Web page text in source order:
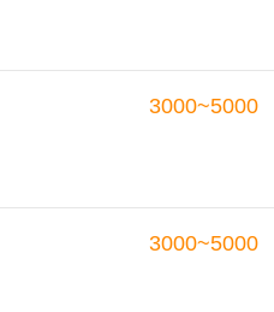
3000~5000
3000~5000